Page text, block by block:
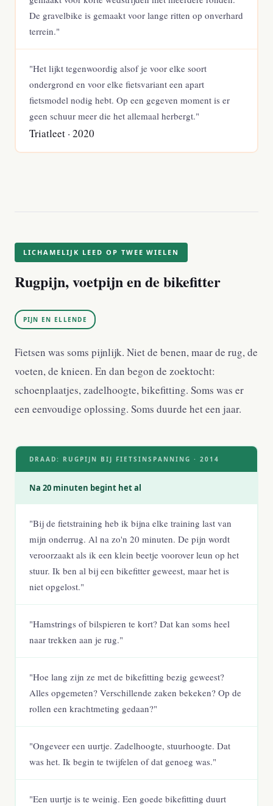
De gravelbike is gemaakt voor lange ritten op onverhard
terrein."
"Het lijkt tegenwoordig alsof je voor elke soort
ondergrond en voor elke fietsvariant een apart
fietsmodel nodig hebt. Op een gegeven moment is er
geen schuur meer die het allemaal herbergt."
Triatleet · 2020
LICHAMELIJK LEED OP TWEE WIELEN
Rugpijn, voetpijn en de bikefitter
PIJN EN ELLENDE
Fietsen was soms pijnlijk. Niet de benen, maar de rug, de
voeten, de knieen. En dan begon de zoektocht:
schoenplaatjes, zadelhoogte, bikefitting. Soms was er
een eenvoudige oplossing. Soms duurde het een jaar.
DRAAD: RUGPIJN BIJ FIETSINSPANNING · 2014
Na 20 minuten begint het al
"Bij de fietstraining heb ik bijna elke training last van
mijn onderrug. Al na zo'n 20 minuten. De pijn wordt
veroorzaakt als ik een klein beetje voorover leun op het
stuur. Ik ben al bij een bikefitter geweest, maar het is
niet opgelost."
"Hamstrings of bilspieren te kort? Dat kan soms heel
naar trekken aan je rug."
"Hoe lang zijn ze met de bikefitting bezig geweest?
Alles opgemeten? Verschillende zaken bekeken? Op de
rollen een krachtmeting gedaan?"
"Ongeveer een uurtje. Zadelhoogte, stuurhoogte. Dat
was het. Ik begin te twijfelen of dat genoeg was."
"Een uurtje is te weinig. Een goede bikefitting duurt